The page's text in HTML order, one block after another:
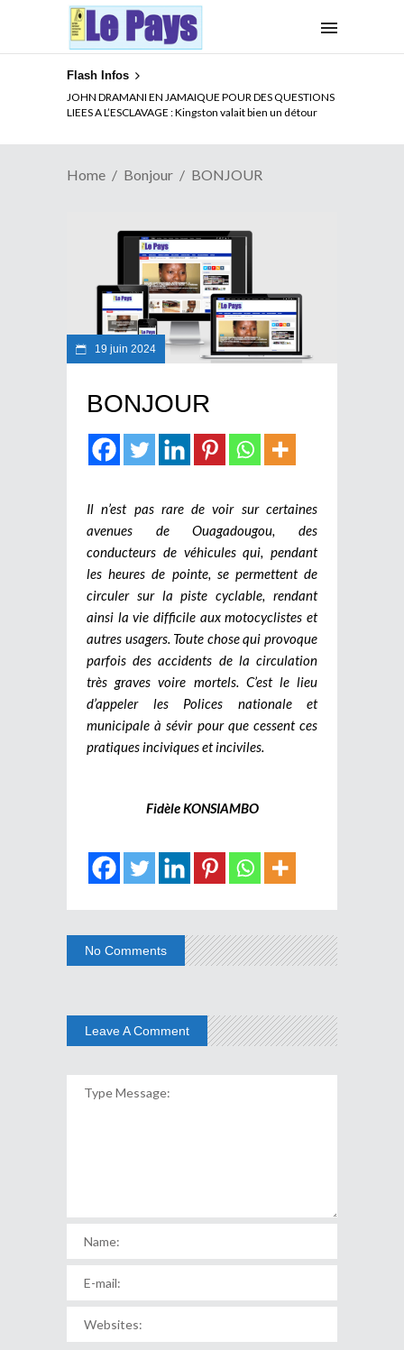
Flash Infos
JOHN DRAMANI EN JAMAIQUE POUR DES QUESTIONS
LIEES A L’ESCLAVAGE : Kingston valait bien un détour
Home Bonjour BONJOUR
19 juin 2024
BONJOUR
Il n’est pas rare de voir sur certaines
avenues de Ouagadougou, des
conducteurs de véhicules qui, pendant
les heures de pointe, se permettent de
circuler sur la piste cyclable, rendant
ainsi la vie difficile aux motocyclistes et
autres usagers. Toute chose qui provoque
parfois des accidents de la circulation
très graves voire mortels. C’est le lieu
d’appeler les Polices nationale et
municipale à sévir pour que cessent ces
pratiques inciviques et inciviles.
Fidèle KONSIAMBO
No Comments
Leave A Comment